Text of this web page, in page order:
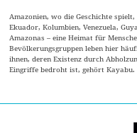
Amazonien, wo die Geschichte
Ekuador, Kolumbien, Venezuela,
Amazonas – eine Heimat für
Bevölkerungsgruppen leben hier
ihnen, deren Existenz durch
Eingriffe bedroht ist, gehört Kayabu.